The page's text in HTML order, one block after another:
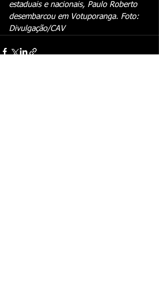
estaduais e nacionais, Paulo Roberto
desembarcou em Votuporanga. Foto:
Divulgação/CAV